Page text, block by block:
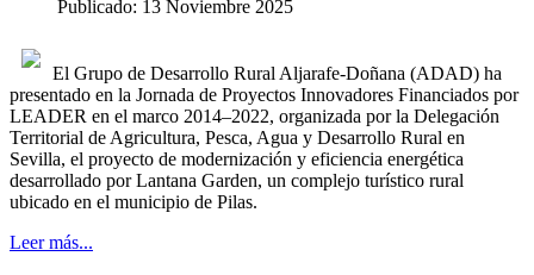
Publicado: 13 Noviembre 2025
El Grupo de Desarrollo Rural Aljarafe-Doñana (ADAD) ha
presentado en la Jornada de Proyectos Innovadores Financiados por
LEADER en el marco 2014–2022, organizada por la Delegación
Territorial de Agricultura, Pesca, Agua y Desarrollo Rural en
Sevilla, el proyecto de modernización y eficiencia energética
desarrollado por Lantana Garden, un complejo turístico rural
ubicado en el municipio de Pilas.
Leer más...